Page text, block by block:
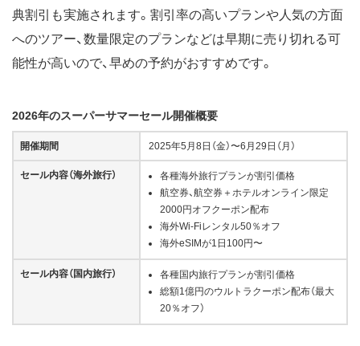
典割引も実施されます。割引率の高いプランや人気の方面
へのツアー、数量限定のプランなどは早期に売り切れる可
能性が高いので、早めの予約がおすすめです。
2026年のスーパーサマーセール開催概要
開催期間 2025年5月8日（金）〜6月29日（月）
セール内容（海外旅行）
各種海外旅行プランが割引価格
航空券、航空券＋ホテルオンライン限定
2000円オフクーポン配布
海外Wi-Fiレンタル50％オフ
海外eSIMが1日100円〜
セール内容（国内旅行）
各種国内旅行プランが割引価格
総額1億円のウルトラクーポン配布（最大
20％オフ）